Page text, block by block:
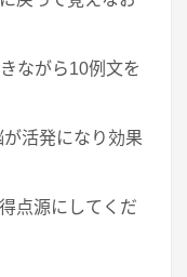
ながら10例文を
が活発になり効果
点源にしてくだ